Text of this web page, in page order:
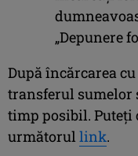
„Depunere
După încărcarea
transferul sumelor
timp posibil.
următorul link.